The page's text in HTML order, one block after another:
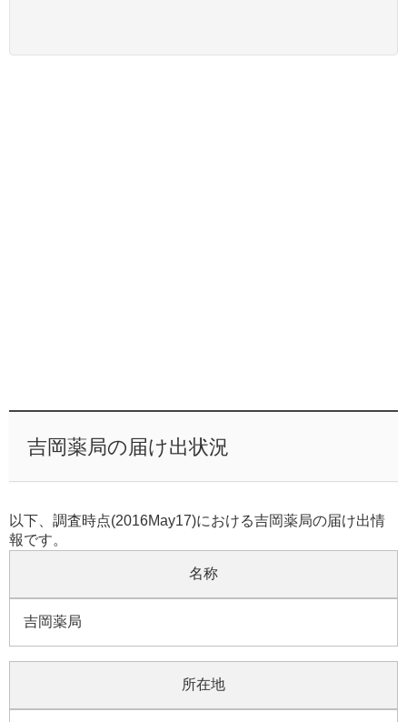
吉岡薬局の届け出状況
以下、調査時点(2016May17)における吉岡薬局の届け出情
報です。
名称
吉岡薬局
所在地